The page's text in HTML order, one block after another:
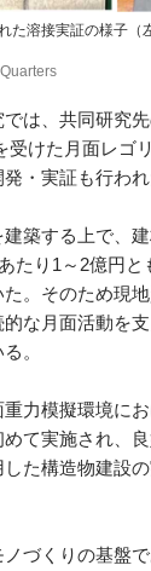
た溶接実証の様子（
は、共同研究
受けた月面レゴ
・実証も行われ
築する上で、
たり1～2億円と
た。そのため現
な月面活動を
。
力模擬環境に
て実施され、
た構造物建設
づくりの基盤